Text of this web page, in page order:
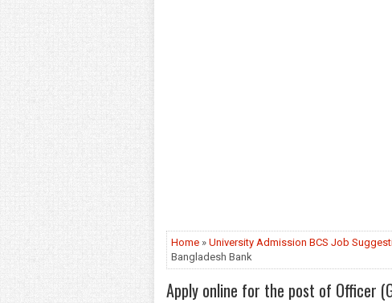
Home » University Admission BCS Job
Bangladesh Bank
Apply online for the post of Officer